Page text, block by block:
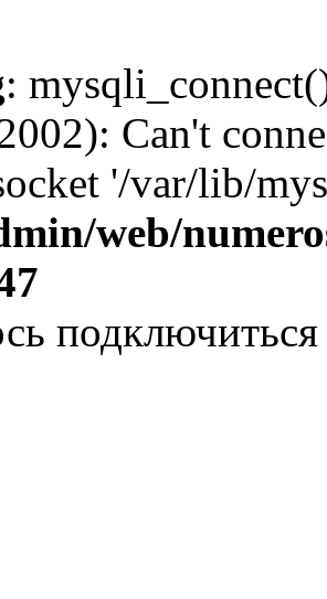
:
Can't
'/var/lib/
web/